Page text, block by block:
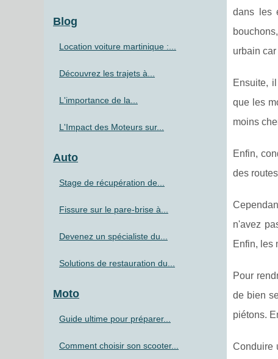
dans les
urbain
Ensuite,
que les
moins
Enfin,
des
n'avez
Enfin, les
Pour
de bien
piétons.
Conduire
Blog
Location voiture martinique :...
Découvrez les trajets à...
L'importance de la...
L'Impact des Moteurs sur...
Auto
Stage de récupération de...
Fissure sur le pare-brise à...
Devenez un spécialiste du...
Solutions de restauration du...
Moto
Guide ultime pour préparer...
Comment choisir son scooter...